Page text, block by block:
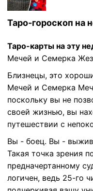
Таро-гороскоп на
Таро-карты на эту
Мечей и Семерка
Близнецы, это
Мечей и Семерка
поскольку вы не
своей жизнью, вы
путешествии с
Вы - боец. Вы -
Такая точка зрения
предначертанному
логичен, ведь 25-го